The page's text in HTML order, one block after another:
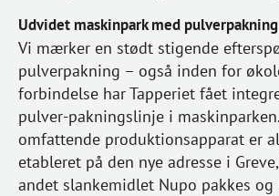
Udvidet maskinpark med pulverpakning
Vi mærker en stødt stigende
pulverpakning – også inden for
forbindelse har Tapperiet fået
pulver-pakningslinje i
omfattende produktionsapparat er
etableret på den nye adresse i
andet slankemidlet Nupo pakkes og